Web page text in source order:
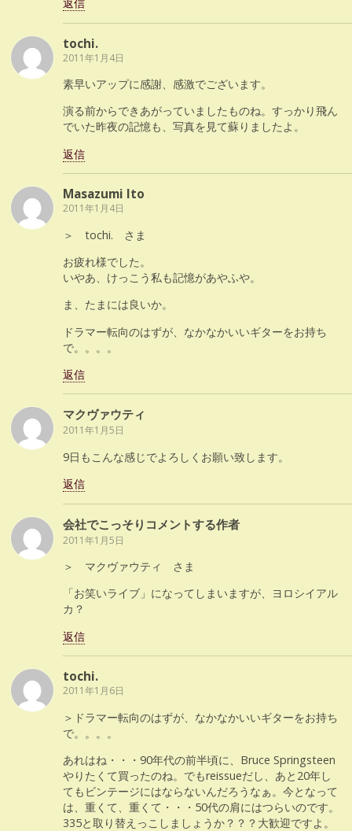
tochi.
2011年1月4日
素早いアップに感謝、感激でございます。
演る前からできあがっていましたものね。すっかり飛ん
でいた昨夜の記憶も、写真を見て蘇りましたよ。
返信
Masazumi Ito
2011年1月4日
＞ tochi. さま
お疲れ様でした。
いやあ、けっこう私も記憶があやふや。
ま、たまには良いか。
ドラマー転向のはずが、なかなかいいギターをお持ち
で。。。。
返信
マクヴァウティ
2011年1月5日
9日もこんな感じでよろしくお願い致します。
返信
会社でこっそりコメントする作者
2011年1月5日
＞ マクヴァウティ さま
「お笑いライブ」になってしまいますが、ヨロシイアル
カ？
返信
tochi.
2011年1月6日
＞ドラマー転向のはずが、なかなかいいギターをお持ち
で。。。。
あれはね・・・90年代の前半頃に、Bruce Springsteen
やりたくて買ったのね。でもreissueだし、あと20年し
てもビンテージにはならないんだろうなぁ。今となって
は、重くて、重くて・・・50代の肩にはつらいのです。
335と取り替えっこしましょうか？？？大歓迎ですよ。